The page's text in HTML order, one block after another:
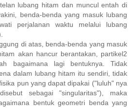
lubang hitam dan muncul entah di
benda-benda yang masuk lubang
perjalanan waktu melalui lubang
di atas, benda-benda yang masuk
akan hancur berantakan, partikel2
bagaimana lagi bentuknya. Tidak
dalam lubang hitam itu sendiri, tidak
pun yang dapat dipakai ("luluh" nya
sebagai "singularitas"), maka
bentuk geometri benda yang